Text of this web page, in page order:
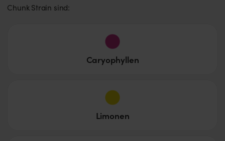
Chunk Strain sind:
Caryophyllen
Limonen